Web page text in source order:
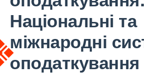
Національні та
міжнародні
оподаткування